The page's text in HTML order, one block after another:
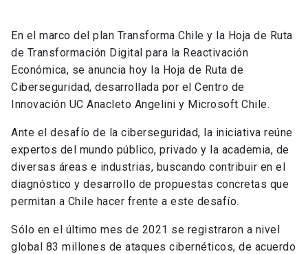
En el marco del plan Transforma Chile y la Hoja de Ruta
de Transformación Digital para la Reactivación
Económica, se anuncia hoy la Hoja de Ruta de
Ciberseguridad, desarrollada por el Centro de
Innovación UC Anacleto Angelini y Microsoft Chile.
Ante el desafío de la ciberseguridad, la iniciativa reúne
expertos del mundo público, privado y la academia, de
diversas áreas e industrias, buscando contribuir en el
diagnóstico y desarrollo de propuestas concretas que
permitan a Chile hacer frente a este desafío.
Sólo en el último mes de 2021 se registraron a nivel
global 83 millones de ataques cibernéticos, de acuerdo